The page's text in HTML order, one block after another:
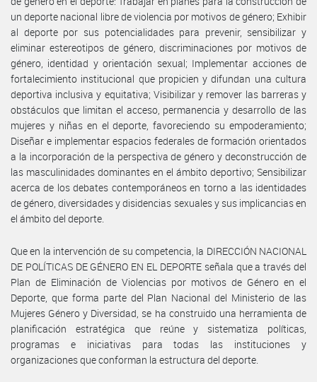
un deporte nacional libre de violencia por motivos de género; Exhibir
al deporte por sus potencialidades para prevenir, sensibilizar y
eliminar estereotipos de género, discriminaciones por motivos de
género, identidad y orientación sexual; Implementar acciones de
fortalecimiento institucional que propicien y difundan una cultura
deportiva inclusiva y equitativa; Visibilizar y remover las barreras y
obstáculos que limitan el acceso, permanencia y desarrollo de las
mujeres y niñas en el deporte, favoreciendo su empoderamiento;
Diseñar e implementar espacios federales de formación orientados
a la incorporación de la perspectiva de género y deconstrucción de
las masculinidades dominantes en el ámbito deportivo; Sensibilizar
acerca de los debates contemporáneos en torno a las identidades
de género, diversidades y disidencias sexuales y sus implicancias en
el ámbito del deporte.
Que en la intervención de su competencia, la DIRECCIÓN NACIONAL
DE POLÍTICAS DE GÉNERO EN EL DEPORTE señala que a través del
Plan de Eliminación de Violencias por motivos de Género en el
Deporte, que forma parte del Plan Nacional del Ministerio de las
Mujeres Género y Diversidad, se ha construido una herramienta de
planificación estratégica que reúne y sistematiza políticas,
programas e iniciativas para todas las instituciones y
organizaciones que conforman la estructura del deporte.